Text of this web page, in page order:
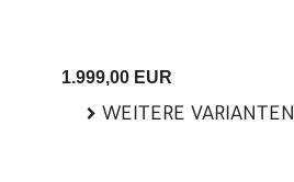
1.999,00 EUR
WEITERE VARIANTEN